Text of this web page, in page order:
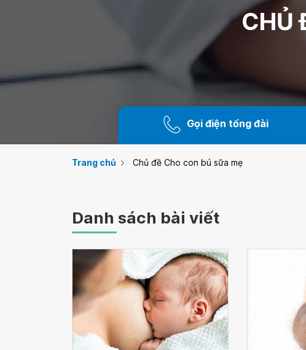
CHỦ
Gọi điện tổng đài
Trang chủ Chủ đề Cho con bú sữa mẹ
Danh sách bài viết